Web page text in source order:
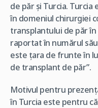
de păr și Turcia.
în domeniul chirurgiei
transplantului de păr în
raportat în numărul
este țara de frunte în
de transplant de păr”.
Motivul pentru
în Turcia este pentru